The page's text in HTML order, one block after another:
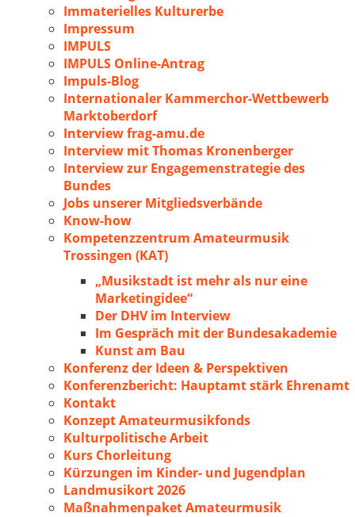
Immaterielles Kulturerbe
Impressum
IMPULS
IMPULS Online-Antrag
Impuls-Blog
Internationaler Kammerchor-Wettbewerb
Marktoberdorf
Interview frag-amu.de
Interview mit Thomas Kronenberger
Interview zur Engagemenstrategie des
Bundes
Jobs unserer Mitgliedsverbände
Know-how
Kompetenzzentrum Amateurmusik
Trossingen (KAT)
„Musikstadt ist mehr als nur eine
Marketingidee“
Der DHV im Interview
Im Gespräch mit der Bundesakademie
Kunst am Bau
Konferenz der Ideen & Perspektiven
Konferenzbericht: Hauptamt stärk Ehrenamt
Kontakt
Konzept Amateurmusikfonds
Kulturpolitische Arbeit
Kurs Chorleitung
Kürzungen im Kinder- und Jugendplan
Landmusikort 2026
Maßnahmenpaket Amateurmusik